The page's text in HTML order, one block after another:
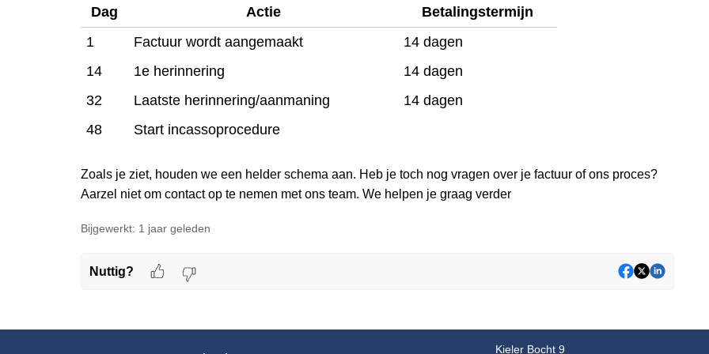
Dag Actie
Betalingstermijn
1
Factuur wordt aangemaakt
14 dagen
14
1e herinnering
14 dagen
32
Laatste herinnering/aanmaning
14 dagen
48
Start incassoprocedure
Zoals je ziet, houden we een helder schema aan. Heb je toch nog vragen over je factuur of ons proces?
Aarzel niet om contact op te nemen met ons team. We helpen je graag verder
Bijgewerkt: 1 jaar geleden
Nuttig?
Kieler Bocht 9